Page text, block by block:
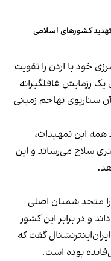
کشورهای اسلامی
خود با اردن را تقویت
یک رزمایش غافلگیرانه
سناریوی تهاجم زمینی
همه این تمهیدات،
سلاح می‌رساند و این
را متحد شمنان اصلی
و در برابر این کشور
گفت که
بوده است.